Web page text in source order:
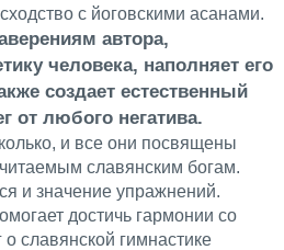
с йоговскими асанами.
автора,
человека, наполняет его
создает естественный
от любого негатива.
и все они посвящены
славянским богам.
и значение упражнений.
достичь гармонии со
славянской гимнастике